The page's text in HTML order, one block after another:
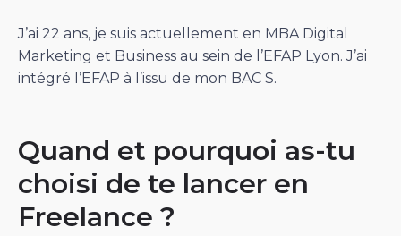
J’ai 22 ans, je suis actuellement en MBA Digital
Marketing et Business au sein de l’EFAP Lyon. J’ai
intégré l’EFAP à l’issu de mon BAC S.
Quand et pourquoi as-tu
choisi de te lancer en
Freelance ?